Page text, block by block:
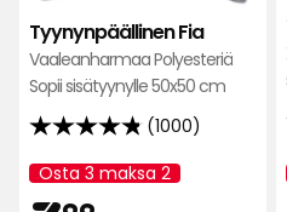
Tyynynpäällinen Fia
Vaaleanharmaa Polyesteriä
Sopii sisätyynylle 50x50 cm
(1000)
4.8
tähteä
5:stä,
Kampanjan
nimi:
Osta 3 maksa 2